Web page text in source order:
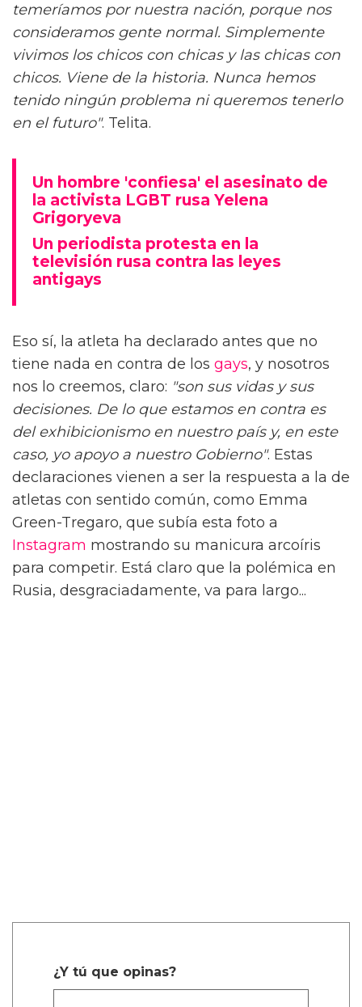
temeríamos por nuestra nación, porque nos
consideramos gente normal. Simplemente
vivimos los chicos con chicas y las chicas con
chicos. Viene de la historia. Nunca hemos
tenido ningún problema ni queremos tenerlo
en el futuro". Telita.
Un hombre 'confiesa' el asesinato de
la activista LGBT rusa Yelena
Grigoryeva
Un periodista protesta en la
televisión rusa contra las leyes
antigays
Eso sí, la atleta ha declarado antes que no
tiene nada en contra de los gays, y nosotros
nos lo creemos, claro: "son sus vidas y sus
decisiones. De lo que estamos en contra es
del exhibicionismo en nuestro país y, en este
caso, yo apoyo a nuestro Gobierno". Estas
declaraciones vienen a ser la respuesta a la de
atletas con sentido común, como Emma
Green-Tregaro, que subía esta foto a
Instagram mostrando su manicura arcoíris
para competir. Está claro que la polémica en
Rusia, desgraciadamente, va para largo...
¿Y tú que opinas?